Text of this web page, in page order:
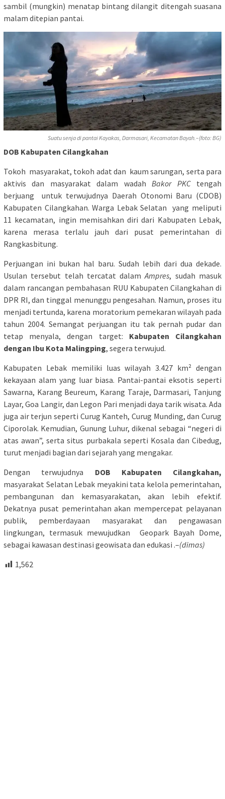
sambil (mungkin) menatap bintang dilangit ditengah suasana
malam ditepian pantai.
Suatu senja di pantai Kayakas, Darmasari, Kecamatan Bayah.–(foto: BG)
DOB Kabupaten Cilangkahan
Tokoh masyarakat, tokoh adat dan kaum sarungan, serta para
aktivis dan masyarakat dalam wadahBakor PKCtengah
berjuang untuk terwujudnya Daerah Otonomi Baru (CDOB)
Kabupaten Cilangkahan. Warga Lebak Selatan yang meliputi
11 kecamatan, ingin memisahkan diri dari Kabupaten Lebak,
karena merasa terlalu jauh dari pusat pemerintahan di
Rangkasbitung.
Perjuangan ini bukan hal baru. Sudah lebih dari dua dekade.
Usulan tersebut telah tercatat dalamAmpres, sudah masuk
dalam rancangan pembahasan RUU Kabupaten Cilangkahan di
DPR RI, dan tinggal menunggu pengesahan. Namun, proses itu
menjadi tertunda, karena moratorium pemekaran wilayah pada
tahun 2004. Semangat perjuangan itu tak pernah pudar dan
tetap menyala, dengan target: Kabupaten Cilangkahan
dengan Ibu Kota Malingping, segera terwujud.
Kabupaten Lebak memiliki luas wilayah 3.427 km² dengan
kekayaan alam yang luar biasa. Pantai-pantai eksotis seperti
Sawarna, Karang Beureum, Karang Taraje, Darmasari, Tanjung
Layar, Goa Langir, dan Legon Pari menjadi daya tarik wisata. Ada
juga air terjun seperti Curug Kanteh, Curug Munding, dan Curug
Ciporolak. Kemudian, Gunung Luhur, dikenal sebagai “negeri di
atas awan”, serta situs purbakala seperti Kosala dan Cibedug,
turut menjadi bagian dari sejarah yang mengakar.
Dengan terwujudnya DOB Kabupaten Cilangkahan,
masyarakat Selatan Lebak meyakini tata kelola pemerintahan,
pembangunan dan kemasyarakatan, akan lebih efektif.
Dekatnya pusat pemerintahan akan mempercepat pelayanan
publik, pemberdayaan masyarakat dan pengawasan
lingkungan, termasuk mewujudkan Geopark Bayah Dome,
sebagai kawasan destinasi geowisata dan edukasi .–(dimas)
1,562